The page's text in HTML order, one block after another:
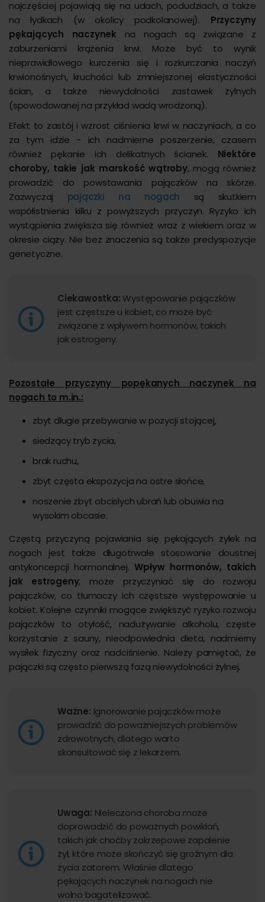
najczęściej pojawiają się na udach, podudziach, a także
na łydkach (w okolicy podkolanowej). Przyczyny
pękających naczynek na nogach są związane z
zaburzeniami krążenia krwi. Może być to wynik
nieprawidłowego kurczenia się i rozkurczania naczyń
krwionośnych, kruchości lub zmniejszonej elastyczności
ścian, a także niewydolności zastawek żylnych
(spowodowanej na przykład wadą wrodzoną).
Efekt to zastój i wzrost ciśnienia krwi w naczyniach, a co
za tym idzie - ich nadmierne poszerzenie, czasem
również pękanie ich delikatnych ścianek. Niektóre
choroby, takie jak marskość wątroby, mogą również
prowadzić do powstawania pajączków na skórze.
Zazwyczaj pajączki na nogach są skutkiem
współistnienia kilku z powyższych przyczyn. Ryzyko ich
wystąpienia zwiększa się również wraz z wiekiem oraz w
okresie ciąży. Nie bez znaczenia są także predyspozycje
genetyczne.
Ciekawostka:Występowanie pajączków
jest częstsze u kobiet, co może być
związane z wpływem hormonów, takich
jak estrogeny.
Pozostałe przyczyny popękanych naczynek na
nogach to m.in.:
zbyt długie przebywanie w pozycji stojącej,
siedzący tryb życia,
brak ruchu,
zbyt częsta ekspozycja na ostre słońce,
noszenie zbyt obcisłych ubrań lub obuwia na
wysokim obcasie.
Częstą przyczyną pojawiania się pękających żyłek na
nogach jest także długotrwałe stosowanie doustnej
antykoncepcji hormonalnej. Wpływ hormonów, takich
jak estrogeny, może przyczyniać się do rozwoju
pajączków, co tłumaczy ich częstsze występowanie u
kobiet. Kolejne czynniki mogące zwiększyć ryzyko rozwoju
pajączków to otyłość, nadużywanie alkoholu, częste
korzystanie z sauny, nieodpowiednia dieta, nadmierny
wysiłek fizyczny oraz nadciśnienie. Należy pamiętać, że
pajączki są często pierwszą fazą niewydolności żylnej.
Ważne: Ignorowanie pajączków może
prowadzić do poważniejszych problemów
zdrowotnych, dlatego warto
skonsultować się z lekarzem.
Uwaga: Nieleczona choroba może
doprowadzić do poważnych powikłań,
takich jak choćby zakrzepowe zapalenie
żył, które może skończyć się groźnym dla
życia zatorem. Właśnie dlatego
pękających naczynek na nogach nie
wolno bagatelizować.